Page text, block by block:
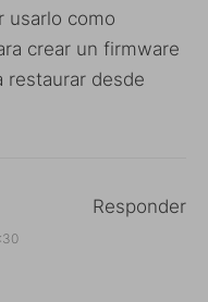
usarlo como
crear un firmware
restaurar desde
Responder